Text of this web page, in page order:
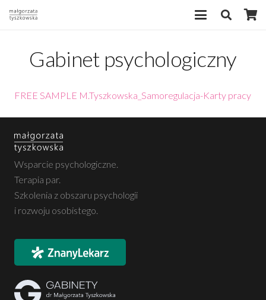
Gabinet psychologiczny
FREE SAMPLE M.Tyszkowska_Samoregulacja-Karty pracy
Wsparcie psychologiczne.
Terapia par.
Szkolenia z obszaru psychologii
i rozwoju osobistego.